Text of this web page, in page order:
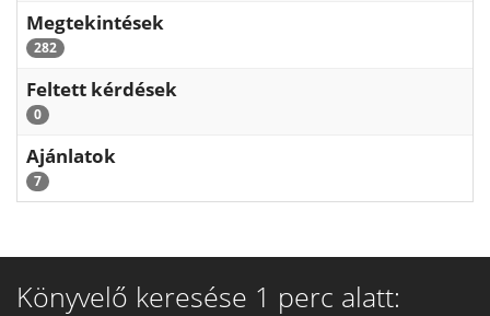
Megtekintések
282
Feltett kérdések
0
Ajánlatok
7
Könyvelő keresése 1 perc alatt: